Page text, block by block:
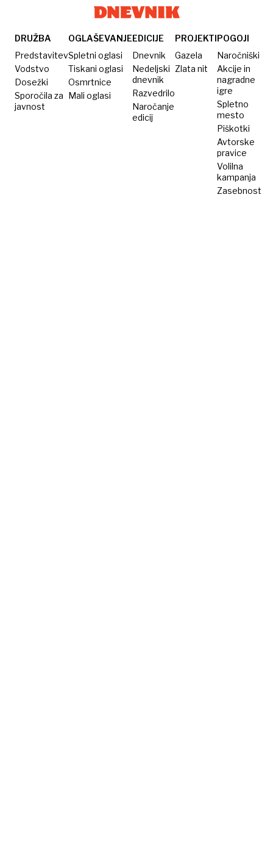
DRUŽBA
Predstavitev
Vodstvo
Dosežki
Sporočila za
javnost
OGLAŠEVANJE
Spletni oglasi
Tiskani oglasi
Osmrtnice
Mali oglasi
EDICIJE
Dnevnik
Nedeljski
dnevnik
Razvedrilo
Naročanje
edicij
PROJEKTI
Gazela
Zlata nit
POGOJI
Naročniški
Akcije in
nagradne
igre
Spletno
mesto
Piškotki
Avtorske
pravice
Volilna
kampanja
Zasebnost